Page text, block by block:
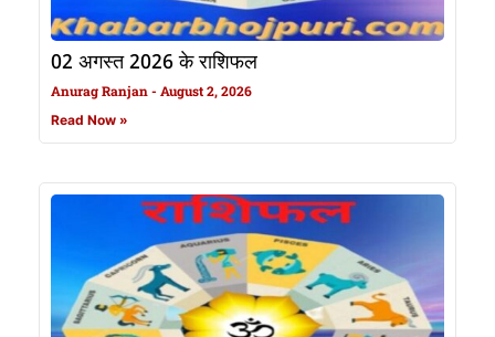
02 अगस्त 2026 के राशिफल
Anurag Ranjan August 2, 2026
Read Now »